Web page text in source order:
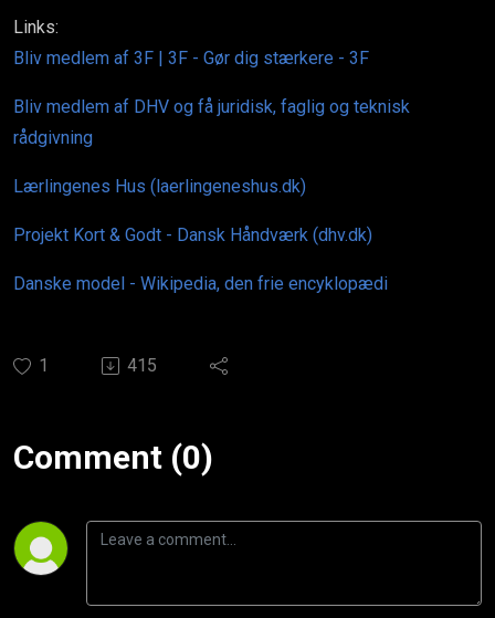
Links:
Bliv medlem af 3F | 3F - Gør dig stærkere - 3F
Bliv medlem af DHV og få juridisk, faglig og teknisk
rådgivning
Lærlingenes Hus (laerlingeneshus.dk)
Projekt Kort & Godt - Dansk Håndværk (dhv.dk)
Danske model - Wikipedia, den frie encyklopædi
1 415
Comment (0)